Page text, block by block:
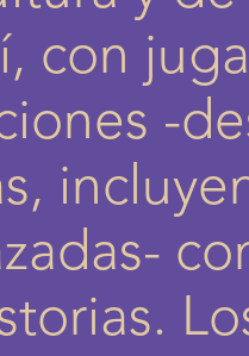
con
-